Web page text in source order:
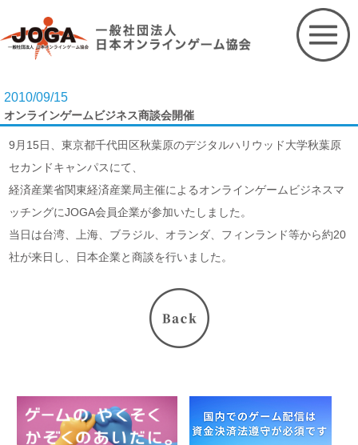
content
2010/09/15
オンラインゲームビジネス商談会開催
9月15日、東京都千代田区秋葉原のデジタルハリウッド大学秋葉原
セカンドキャンパスにて、
経済産業省関東経済産業局主催によるオンラインゲームビジネスマ
ッチングにJOGA会員企業が参加いたしました。
当日は台湾、上海、ブラジル、オランダ、フィンランド等から約20
社が来日し、日本企業と商談を行いました。